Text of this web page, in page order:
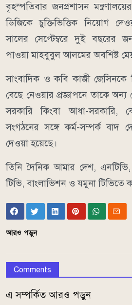
বৃহস্পতিবার জনপ্রশাসন
ডিজিকে চুক্তিভিত্তিক নিয়োগ
সালের সেপ্টেম্বরে দুই বছরের
পাওয়া মাহবুবুল আলমের অবশিষ্ট
সাংবাদিক ও কবি কাজী জেসিনকে
বেছে নেওয়ার প্রজ্ঞাপনে তাকে
সরকারি কিংবা আধা-সরকারি,
সংগঠনের সঙ্গে কর্ম-সম্পর্ক বাদ
দেওয়া হয়েছে।
তিনি দৈনিক আমার দেশ,
টিভি, বাংলাভিশন ও যমুনা টিভিতে
আরও পড়ুন
Comments
এ সম্পর্কিত আরও পড়ুন